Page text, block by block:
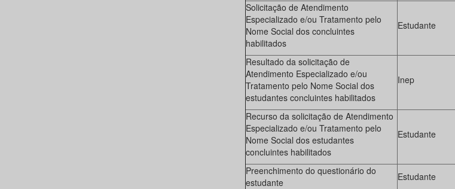
Solicitação de Atendimento
Especializado e/ou Tratamento pelo
Nome Social dos concluintes
habilitados
Estudante
Resultado da solicitação de
Atendimento Especializado e/ou
Tratamento pelo Nome Social dos
estudantes concluintes habilitados
Inep
Recurso da solicitação de Atendimento
Especializado e/ou Tratamento pelo
Nome Social dos estudantes
concluintes habilitados
Estudante
Preenchimento do questionário do
estudante
Estudante